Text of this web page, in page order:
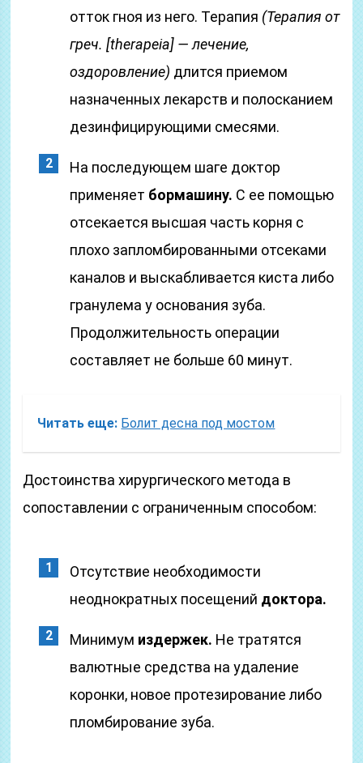
отток гноя из него. Терапия (Терапия от
греч. [therapeia] — лечение,
оздоровление) длится приемом
назначенных лекарств и полосканием
дезинфицирующими смесями.
На последующем шаге доктор
применяет бормашину. С ее помощью
отсекается высшая часть корня с
плохо запломбированными отсеками
каналов и выскабливается киста либо
гранулема у основания зуба.
Продолжительность операции
составляет не больше 60 минут.
Читать еще: Болит десна под мостом
Достоинства хирургического метода в
сопоставлении с ограниченным способом:
Отсутствие необходимости
неоднократных посещений доктора.
Минимум издержек. Не тратятся
валютные средства на удаление
коронки, новое протезирование либо
пломбирование зуба.